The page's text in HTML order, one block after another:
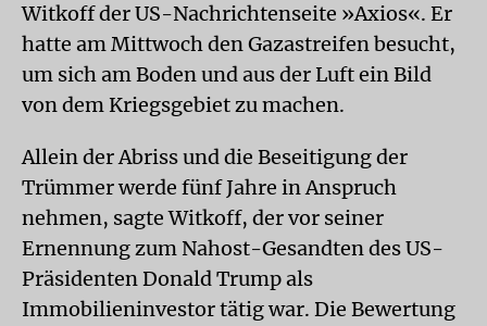
Witkoff der US-Nachrichtenseite »Axios«. Er
hatte am Mittwoch den Gazastreifen besucht,
um sich am Boden und aus der Luft ein Bild
von dem Kriegsgebiet zu machen.
Allein der Abriss und die Beseitigung der
Trümmer werde fünf Jahre in Anspruch
nehmen, sagte Witkoff, der vor seiner
Ernennung zum Nahost-Gesandten des US-
Präsidenten Donald Trump als
Immobilieninvestor tätig war. Die Bewertung